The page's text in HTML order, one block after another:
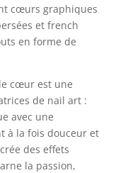
cœurs graphiques
et french
en forme de
cœur est une
de nail art :
avec une
à la fois douceur et
des effets
la passion,